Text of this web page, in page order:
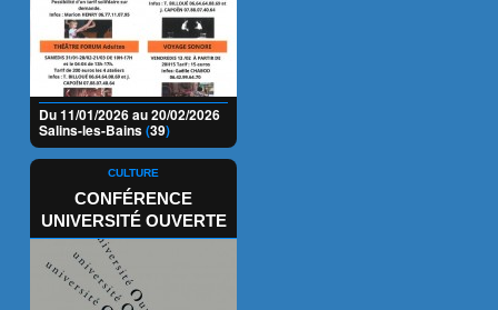
Du 11/01/2026 au 20/02/2026
Salins-les-Bains(39)
CULTURE
CONFÉRENCE
UNIVERSITÉ OUVERTE